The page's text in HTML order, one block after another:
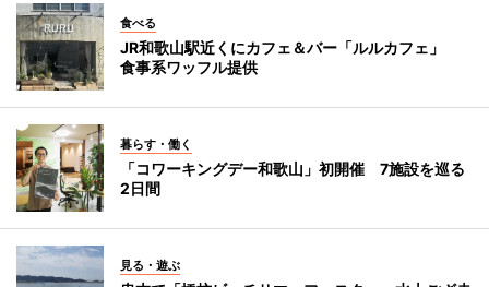
食べる
JR和歌山駅近くにカフェ＆バー「ルルカフェ」
食事系ワッフル提供
暮らす・働く
「コワーキングデー和歌山」初開催 7施設を巡る
2日間
見る・遊ぶ